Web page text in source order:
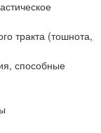
тракта (тошнота,
способные